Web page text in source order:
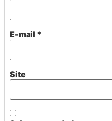
E-mail *
Site